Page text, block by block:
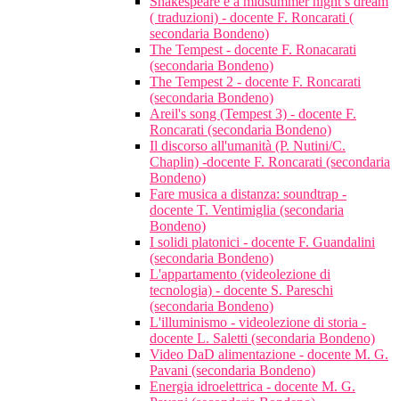
( traduzioni) - docente F. Roncarati (
secondaria Bondeno)
The Tempest - docente F. Ronacarati
(secondaria Bondeno)
The Tempest 2 - docente F. Roncarati
(secondaria Bondeno)
Areil's song (Tempest 3) - docente F.
Roncarati (secondaria Bondeno)
Il discorso all'umanità (P. Nutini/C.
Chaplin) -docente F. Roncarati (secondaria
Bondeno)
Fare musica a distanza: soundtrap -
docente T. Ventimiglia (secondaria
Bondeno)
I solidi platonici - docente F. Guandalini
(secondaria Bondeno)
L'appartamento (videolezione di
tecnologia) - docente S. Pareschi
(secondaria Bondeno)
L'illuminismo - videolezione di storia -
docente L. Saletti (secondaria Bondeno)
Video DaD alimentazione - docente M. G.
Pavani (secondaria Bondeno)
Energia idroelettrica - docente M. G.